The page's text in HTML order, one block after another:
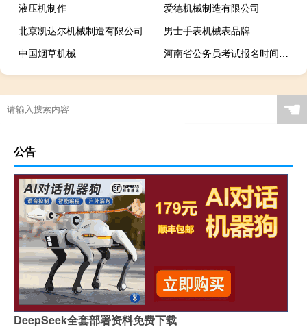
液压机制作
爱德机械制造有限公司
北京凯达尔机械制造有限公司
男士手表机械表品牌
中国烟草机械
河南省公务员考试报名时间是几月份
☚
公告
DeepSeek全套部署资料免费下载